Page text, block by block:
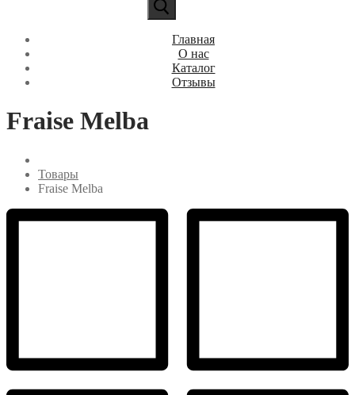
Главная
О нас
Каталог
Отзывы
Fraise Melba
Товары
Fraise Melba